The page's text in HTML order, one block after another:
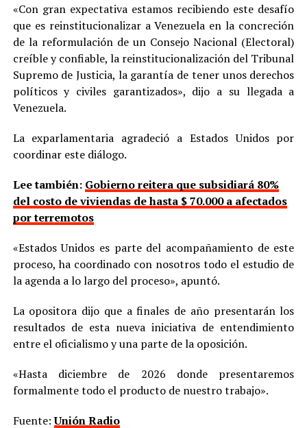
«Con gran expectativa estamos recibiendo este desafío
que es reinstitucionalizar a Venezuela en la concreción
de la reformulación de un Consejo Nacional (Electoral)
creíble y confiable, la reinstitucionalización del Tribunal
Supremo de Justicia, la garantía de tener unos derechos
políticos y civiles garantizados», dijo a su llegada a
Venezuela.
La exparlamentaria agradeció a Estados Unidos por
coordinar este diálogo.
Lee también: Gobierno reitera que subsidiará 80%
del costo de viviendas de hasta $ 70.000 a afectados
por terremotos
«Estados Unidos es parte del acompañamiento de este
proceso, ha coordinado con nosotros todo el estudio de
la agenda a lo largo del proceso», apuntó.
La opositora dijo que a finales de año presentarán los
resultados de esta nueva iniciativa de entendimiento
entre el oficialismo y una parte de la oposición.
«Hasta diciembre de 2026 donde presentaremos
formalmente todo el producto de nuestro trabajo».
Fuente:Unión Radio